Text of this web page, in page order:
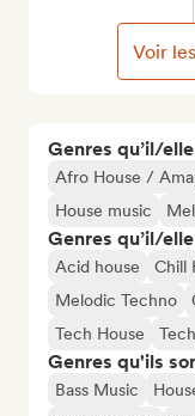
Genres qu’il/
Afro House /
House music
Genres qu’il/
Acid house Chill
Melodic Techno
Tech House
Genres qu'ils
Bass Music
Voir